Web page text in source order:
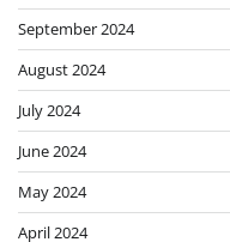
September 2024
August 2024
July 2024
June 2024
May 2024
April 2024